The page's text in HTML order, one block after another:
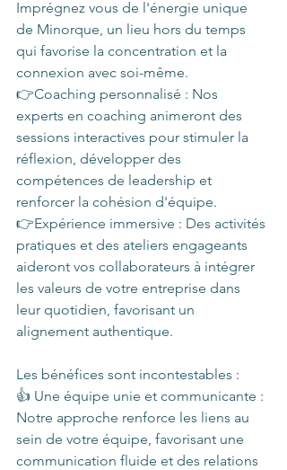
Imprégnez vous de l'énergie unique
de Minorque, un lieu hors du temps
qui favorise la concentration et la
connexion avec soi-même.
👉Coaching personnalisé : Nos
experts en coaching animeront des
sessions interactives pour stimuler la
réflexion, développer des
compétences de leadership et
renforcer la cohésion d'équipe.
👉Expérience immersive : Des activités
pratiques et des ateliers engageants
aideront vos collaborateurs à intégrer
les valeurs de votre entreprise dans
leur quotidien, favorisant un
alignement authentique.
Les bénéfices sont incontestables :
👍 Une équipe unie et communicante :
Notre approche renforce les liens au
sein de votre équipe, favorisant une
communication fluide et des relations